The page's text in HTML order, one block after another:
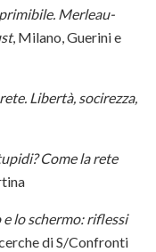
Merleau-
, Milano, Guerini e
Libertà, socirezza,
Come la rete
e lo schermo: riflessi
di S/Confronti